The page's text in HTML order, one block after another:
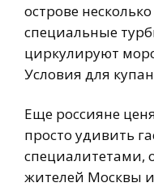
острове
специальные
циркулируют
Условия для
Еще россияне
просто удивить
специалитетами,
жителей Москвы